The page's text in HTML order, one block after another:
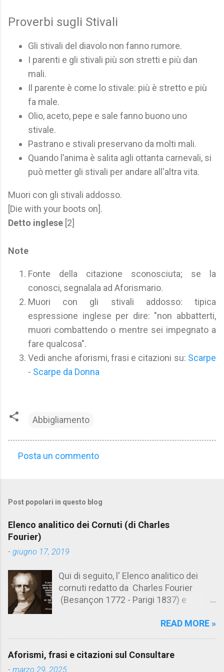
Proverbi sugli Stivali
Gli stivali del diavolo non fanno rumore.
I parenti e gli stivali più son stretti e più dan
mali.
Il parente è come lo stivale: più è stretto e più
fa male.
Olio, aceto, pepe e sale fanno buono uno
stivale.
Pastrano e stivali preservano da molti mali.
Quando l’anima è salita agli ottanta carnevali, si
può metter gli stivali per andare all'altra vita.
Muori con gli stivali addosso.
[Die with your boots on].
Detto inglese [2]
Note
Fonte della citazione sconosciuta; se la
conosci, segnalala ad Aforismario.
Muori con gli stivali addosso: tipica
espressione inglese per dire: "non abbatterti,
muori combattendo o mentre sei impegnato a
fare qualcosa".
Vedi anche aforismi, frasi e citazioni su: Scarpe
- Scarpe da Donna
Abbigliamento
m
e
n
t
Posta un commento
Post popolari in questo blog
Elenco analitico dei Cornuti (di Charles
Fourier)
- giugno 17, 2019
Qui di seguito, l' Elenco analitico dei
cornuti redatto da Charles Fourier
(Besançon 1772 - Parigi 1837) e
Aforismario trovi anche una raccolta di
cornuto pretenzioso: colui che ritiene
READ MORE »
Aforismi, frasi e citazioni sul Consultare
- marzo 29, 2025